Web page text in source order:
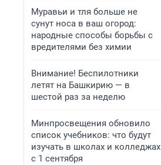
Муравьи и тля больше не
сунут носа в ваш огород:
народные способы борьбы с
вредителями без химии
Внимание! Беспилотники
летят на Башкирию — в
шестой раз за неделю
Минпросвещения обновило
список учебников: что будут
изучать в школах и колледжах
с 1 сентября